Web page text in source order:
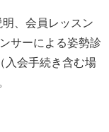
、会員レッスン
サーによる姿勢診
入会手続き含む場